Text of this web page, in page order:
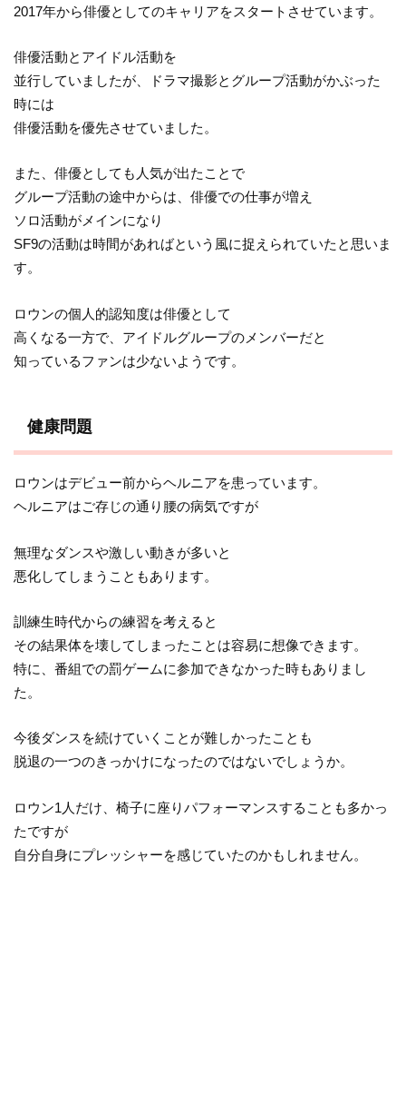
2017年から俳優としてのキャリアをスタートさせています。
俳優活動とアイドル活動を
並行していましたが、ドラマ撮影とグループ活動がかぶった
時には
俳優活動を優先させていました。
また、俳優としても人気が出たことで
グループ活動の途中からは、俳優での仕事が増え
ソロ活動がメインになり
SF9の活動は時間があればという風に捉えられていたと思いま
す。
ロウンの個人的認知度は俳優として
高くなる一方で、アイドルグループのメンバーだと
知っているファンは少ないようです。
健康問題
ロウンはデビュー前からヘルニアを患っています。
ヘルニアはご存じの通り腰の病気ですが
無理なダンスや激しい動きが多いと
悪化してしまうこともあります。
訓練生時代からの練習を考えると
その結果体を壊してしまったことは容易に想像できます。
特に、番組での罰ゲームに参加できなかった時もありまし
た。
今後ダンスを続けていくことが難しかったことも
脱退の一つのきっかけになったのではないでしょうか。
ロウン1人だけ、椅子に座りパフォーマンスすることも多かっ
たですが
自分自身にプレッシャーを感じていたのかもしれません。